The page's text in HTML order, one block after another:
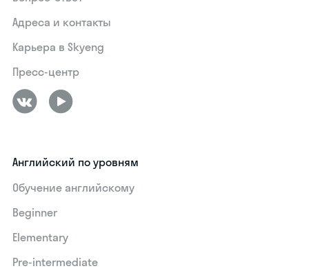
Адреса и контакты
Карьера в Skyeng
Пресс-центр
Английский по уровням
Обучение английскому
Beginner
Elementary
Pre-intermediate